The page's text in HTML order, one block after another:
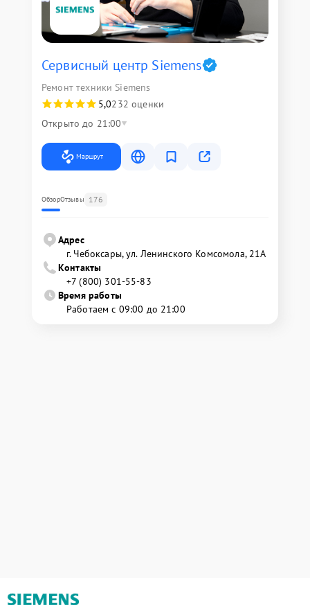
Сервисный центр Siemens
Ремонт техники Siemens
5,0232 оценки
Открыто до 21:00
Маршрут
ОбзорОтзывы 176
Адрес
г. Чебоксары, ул. Ленинского Комсомола, 21А
Контакты
+7 (800) 301-55-83
Время работы
Работаем с 09:00 до 21:00